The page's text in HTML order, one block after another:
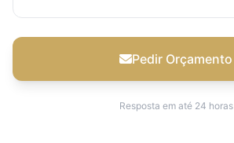
Pedir Orçamento
Resposta em até 24 horas